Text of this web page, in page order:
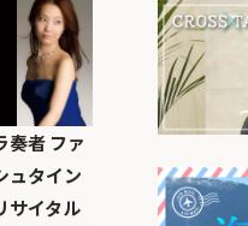
奏者 ファ
ュタイン
サイタル